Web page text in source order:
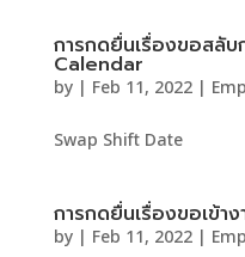
การกดยื่นเรื่องขอสลั
Calendar
by | Feb 11, 2022|
Swap Shift Date
การกดยื่นเรื่องขอเข้
by | Feb 11, 2022|